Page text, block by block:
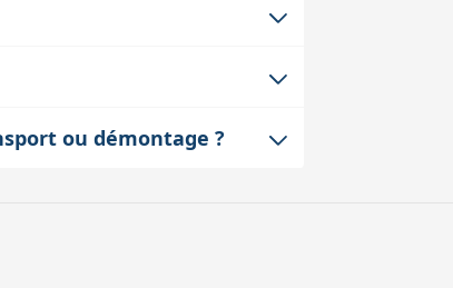
reproductible, essentielle pour
très légères ou les
au support pour garantir une
ou démontage ?